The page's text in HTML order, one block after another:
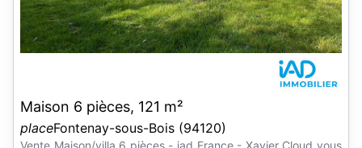
Maison 6 pièces, 121 m²
placeFontenay-sous-Bois (94120)
Vente Maison/villa 6 pièces - iad France - Xavier Cloud vous